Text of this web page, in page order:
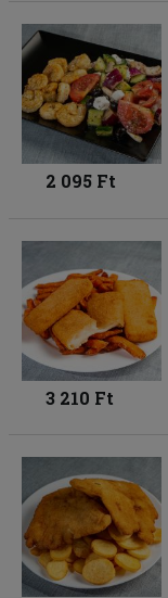
2 095 Ft
3 210 Ft